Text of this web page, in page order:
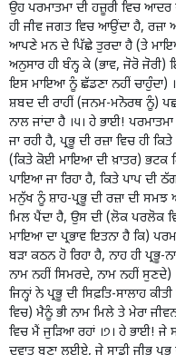
ਉਹ ਪਰਮਾਤਮਾ ਦੀ ਹਜ਼ੂਰੀ ਵਿਚ ਆਦਰ
ਹੀ ਜੀਵ ਜਗਤ ਵਿਚ ਆਉਂਦਾ ਹੈ, ਰਜ਼ਾ
ਆਪਣੇ ਮਨ ਦੇ ਪਿੱਛੇ ਤੁਰਦਾ ਹੈ (ਤੇ
ਅਨੁਸਾਰ ਹੀ ਬੰਨ੍ਹ ਕੇ (ਭਾਵ, ਜੋਰੋ
ਇਸ ਮਾਇਆ ਨੂੰ ਛੱਡਣਾ ਨਹੀਂ ਚਾਹੁੰਦਾ)
ਸ਼ਬਦ ਦੀ ਰਾਹੀਂ (ਜਨਮ-ਮਨੋਰਥ ਨੂੰ)
ਨਾਲ ਜਾਂਦਾ ਹੈ ।੫। ਹੇ ਭਾਈ!
ਜਾ ਰਹੀ ਹੈ, ਪ੍ਰਭੂ ਦੀ ਰਜ਼ਾ ਵਿਚ ਹੀ
(ਕਿਤੇ ਕੋਈ ਮਾਇਆ ਦੀ ਖ਼ਾਤਰ) ਭਟਕ
ਪਾਇਆ ਜਾ ਰਿਹਾ ਹੈ, ਕਿਤੇ ਪਾਪ ਦੀ
ਮਨੁੱਖ ਨੂੰ ਸ਼ਾਹ-ਪ੍ਰਭੂ ਦੀ ਰਜ਼ਾ ਦੀ ਸਮਝ
ਮਿਲ ਪੈਂਦਾ ਹੈ, ਉਸ ਦੀ (ਲੋਕ ਪਰਲੋਕ
ਮਾਇਆ ਦਾ ਪ੍ਰਭਾਵ ਇਤਨਾ ਹੈ ਕਿ)
ਬੜਾ ਕਠਨ ਹੋ ਰਿਹਾ ਹੈ, ਨਾਹ ਹੀ
ਨਾਮ ਨਹੀਂ ਸਿਮਰਦੇ, ਨਾਮ ਨਹੀਂ
ਜਿਨ੍ਹਾਂ ਨੇ ਪ੍ਰਭੂ ਦੀ ਸਿਫ਼ਤਿ-ਸਾਲਾਹ
ਵਿਚ) ਮੈਨੂੰ ਭੀ ਨਾਮ ਮਿਲੇ ਤੇ ਮੇਰਾ
ਵਿਚ ਮੈਂ ਜੁੜਿਆ ਰਹਾਂ ।੭। ਹੇ ਭਾਈ! ਜੇ